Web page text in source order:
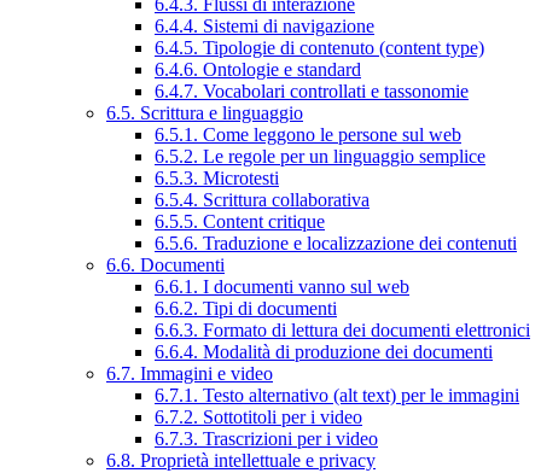
6.4.4. Sistemi di navigazione
6.4.5. Tipologie di contenuto (content type)
6.4.6. Ontologie e standard
6.4.7. Vocabolari controllati e tassonomie
6.5. Scrittura e linguaggio
6.5.1. Come leggono le persone sul web
6.5.2. Le regole per un linguaggio semplice
6.5.3. Microtesti
6.5.4. Scrittura collaborativa
6.5.5. Content critique
6.5.6. Traduzione e localizzazione dei contenuti
6.6. Documenti
6.6.1. I documenti vanno sul web
6.6.2. Tipi di documenti
6.6.3. Formato di lettura dei documenti elettronici
6.6.4. Modalità di produzione dei documenti
6.7. Immagini e video
6.7.1. Testo alternativo (alt text) per le immagini
6.7.2. Sottotitoli per i video
6.7.3. Trascrizioni per i video
6.8. Proprietà intellettuale e privacy